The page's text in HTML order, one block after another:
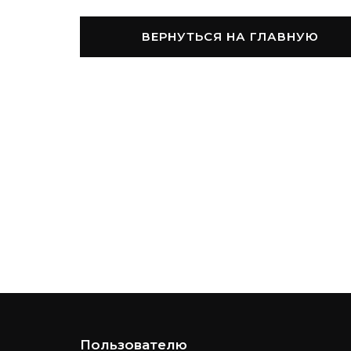
ВЕРНУТЬСЯ НА ГЛАВНУЮ
Пользователю